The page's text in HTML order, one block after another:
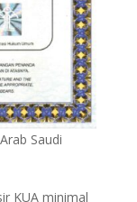
Saudi
KUA minimal